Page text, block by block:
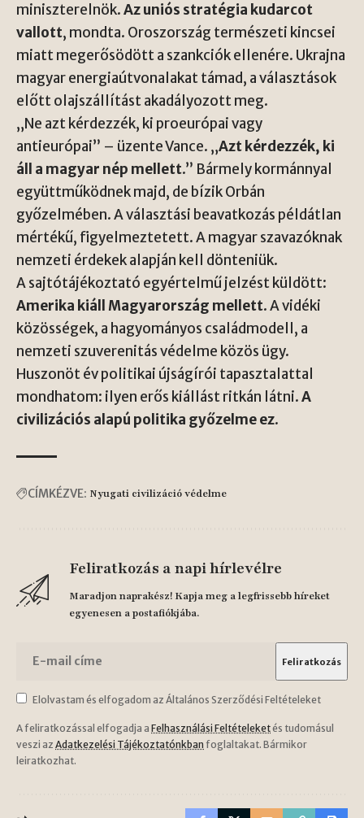
miniszterelnök.Az uniós stratégia kudarcot
vallott, mondta. Oroszország természeti kincsei
miatt megerősödött a szankciók ellenére. Ukrajna
magyar energiaútvonalakat támad, a választások
előtt olajszállítást akadályozott meg.
„Ne azt kérdezzék, ki proeurópai vagy
antieurópai” – üzente Vance. „Azt kérdezzék, ki
áll a magyar nép mellett.” Bármely kormánnyal
együttműködnek majd, de bízik Orbán
győzelmében. A választási beavatkozás példátlan
mértékű, figyelmeztetett. A magyar szavazóknak
nemzeti érdekek alapján kell dönteniük.
A sajtótájékoztató egyértelmű jelzést küldött:
Amerika kiáll Magyarország mellett. A vidéki
közösségek, a hagyományos családmodell, a
nemzeti szuverenitás védelme közös ügy.
Huszonöt év politikai újságírói tapasztalattal
mondhatom: ilyen erős kiállást ritkán látni.A
civilizációs alapú politika győzelme ez.
CÍMKÉZVE: Nyugati civilizáció védelme
Feliratkozás a napi hírlevélre
Maradjon naprakész! Kapja meg a legfrissebb híreket
egyenesen a postafiókjába.
Elolvastam és elfogadom az Általános Szerződési Feltételeket
A feliratkozással elfogadja a Felhasználási Feltételeketés tudomásul
veszi az Adatkezelési Tájékoztatónkban foglaltakat. Bármikor
leiratkozhat.